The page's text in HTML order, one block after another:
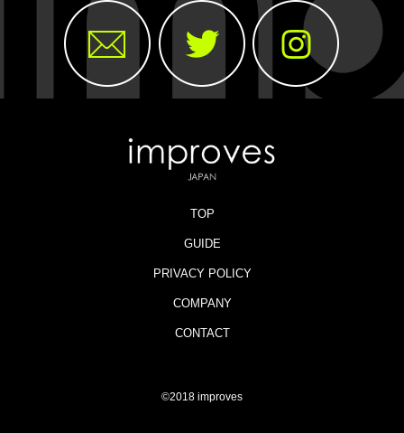
TOP
GUIDE
PRIVACY POLICY
COMPANY
CONTACT
©2018 improves